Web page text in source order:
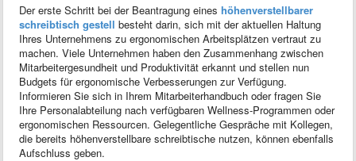
Der erste Schritt bei der Beantragung eines höhenverstellbarer
schreibtisch gestell besteht darin, sich mit der aktuellen Haltung
Ihres Unternehmens zu ergonomischen Arbeitsplätzen vertraut zu
machen. Viele Unternehmen haben den Zusammenhang zwischen
Mitarbeitergesundheit und Produktivität erkannt und stellen nun
Budgets für ergonomische Verbesserungen zur Verfügung.
Informieren Sie sich in Ihrem Mitarbeiterhandbuch oder fragen Sie
Ihre Personalabteilung nach verfügbaren Wellness-Programmen oder
ergonomischen Ressourcen. Gelegentliche Gespräche mit Kollegen,
die bereits höhenverstellbare schreibtische nutzen, können ebenfalls
Aufschluss geben.